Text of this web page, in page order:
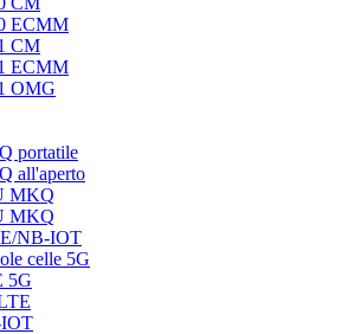
ECMM
CM
ECMM
OMG
portatile
all'aperto
MKQ
MKQ
NB-IOT
celle 5G
5G